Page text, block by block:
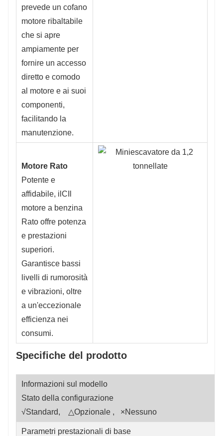
prevede un cofano
motore ribaltabile
che si apre
ampiamente per
fornire un accesso
diretto e comodo
al motore e ai suoi
componenti,
facilitando la
manutenzione.
Motore Rato
Potente e
affidabile, il C
motore a benzina
Rato offre potenza
e prestazioni
superiori.
Garantisce bassi
livelli di rumorosità
e vibrazioni, oltre
a un'eccezionale
efficienza nei
consumi.
Specifiche del prodotto
Informazioni sul modello
Stato della configurazione
√Standard, △Opzionale , ×Nessuno
Parametri prestazionali di base